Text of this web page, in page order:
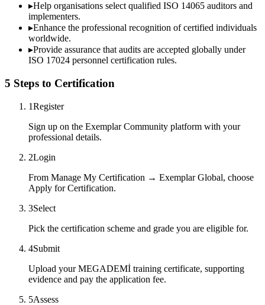
▸Help organisations select qualified ISO 14065 auditors and
implementers.
▸Enhance the professional recognition of certified individuals
worldwide.
▸Provide assurance that audits are accepted globally under
ISO 17024 personnel certification rules.
5 Steps to Certification
1Register
Sign up on the Exemplar Community platform with your
professional details.
2Login
From Manage My Certification → Exemplar Global, choose
Apply for Certification.
3Select
Pick the certification scheme and grade you are eligible for.
4Submit
Upload your MEGADEMİ training certificate, supporting
evidence and pay the application fee.
5Assess